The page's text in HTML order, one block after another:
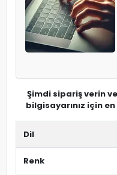
Şimdi sipariş verin
bilgisayarınız için
Dil
Renk